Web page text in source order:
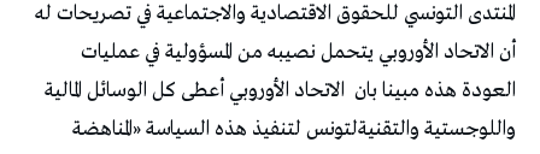
المنتدى التونسي للحقوق الاقتصادية والاجتماعية في تصريحات له
أن الاتحاد الأوروبي يتحمل نصيبه من المسؤولية في عمليات
العودة هذه مبينا بان الاتحاد الأوروبي أعطى كل الوسائل المالية
واللوجستية والتقنيةلتونس لتنفيذ هذه السياسة «المناهضة